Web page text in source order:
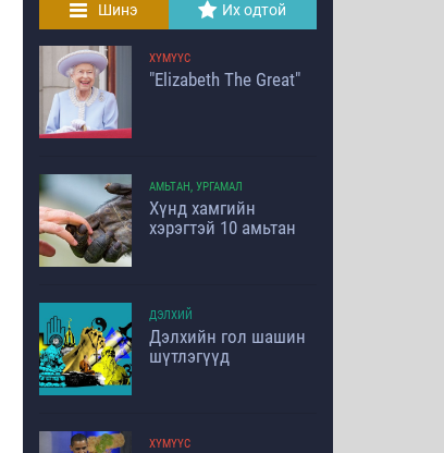
Шинэ Их одтой
ХҮМҮҮС
"Elizabeth The Great"
АМЬТАН, УРГАМАЛ
Хүнд хамгийн
хэрэгтэй 10 амьтан
ДЭЛХИЙ
Дэлхийн гол шашин
шүтлэгүүд
ХҮМҮҮС